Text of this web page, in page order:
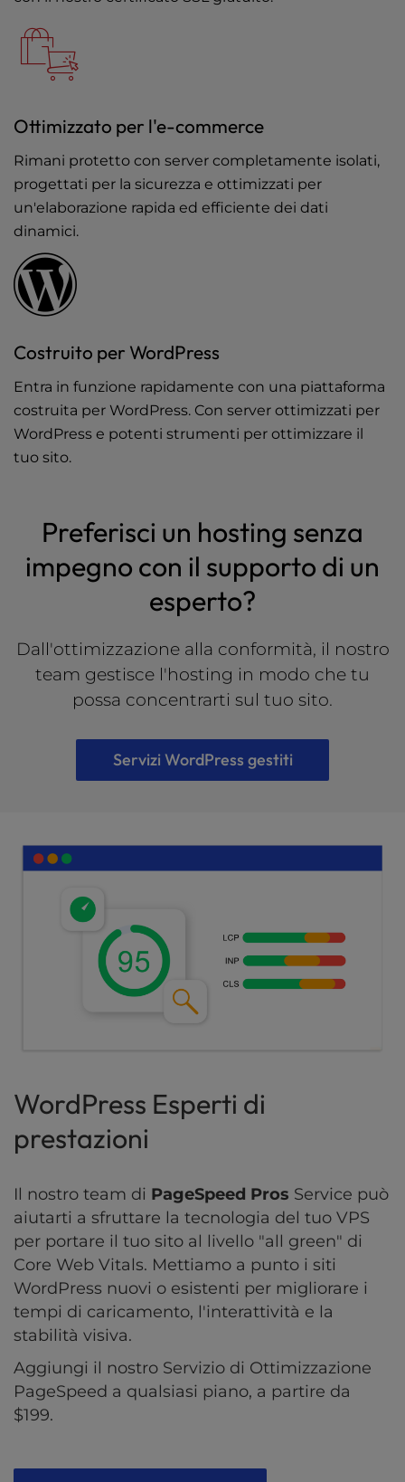
Ottimizzato per l'e-commerce
Rimani protetto con server completamente isolati,
progettati per la sicurezza e ottimizzati per
un'elaborazione rapida ed efficiente dei dati
dinamici.
Costruito per WordPress
Entra in funzione rapidamente con una piattaforma
costruita per WordPress. Con server ottimizzati per
WordPress e potenti strumenti per ottimizzare il
tuo sito.
Preferisci un hosting senza
impegno con il supporto di un
esperto?
Dall'ottimizzazione alla conformità, il nostro
team gestisce l'hosting in modo che tu
possa concentrarti sul tuo sito.
Servizi WordPress gestiti
WordPress Esperti di
prestazioni
Il nostro team di PageSpeed Pros Service può
aiutarti a sfruttare la tecnologia del tuo VPS
per portare il tuo sito al livello "all green" di
Core Web Vitals. Mettiamo a punto i siti
WordPress nuovi o esistenti per migliorare i
tempi di caricamento, l'interattività e la
stabilità visiva.
Aggiungi il nostro Servizio di Ottimizzazione
PageSpeed a qualsiasi piano, a partire da
$199.